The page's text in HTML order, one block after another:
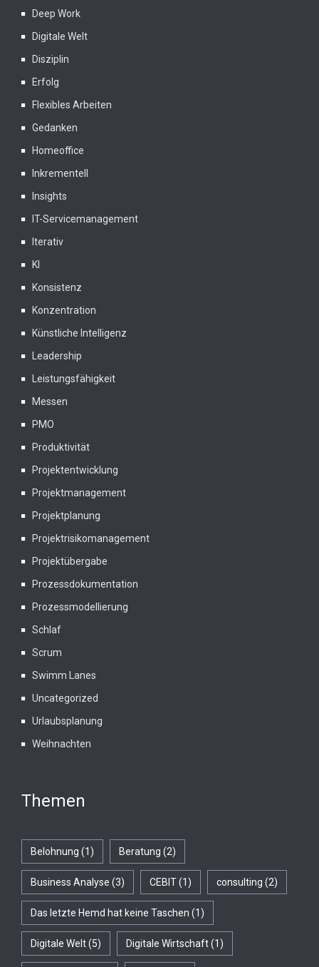
Deep Work
Digitale Welt
Disziplin
Erfolg
Flexibles Arbeiten
Gedanken
Homeoffice
Inkrementell
Insights
IT-Servicemanagement
Iterativ
KI
Konsistenz
Konzentration
Künstliche Intelligenz
Leadership
Leistungsfähigkeit
Messen
PMO
Produktivität
Projektentwicklung
Projektmanagement
Projektplanung
Projektrisikomanagement
Projektübergabe
Prozessdokumentation
Prozessmodellierung
Schlaf
Scrum
Swimm Lanes
Uncategorized
Urlaubsplanung
Weihnachten
Themen
Belohnung (1) Beratung (2)
Business Analyse (3) CEBIT(1) consulting (2)
Das letzte Hemd hat keine Taschen (1)
Digitale Welt(5) Digitale Wirtschaft(1)